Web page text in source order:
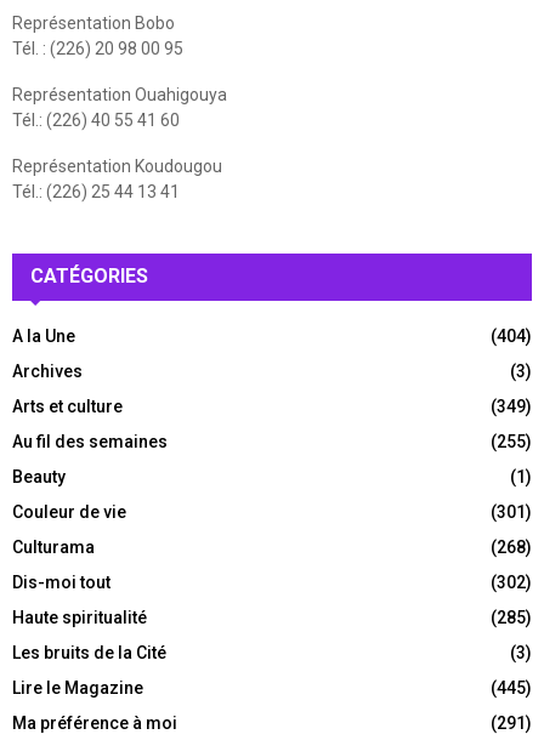
Représentation Bobo
Tél. : (226) 20 98 00 95
Représentation Ouahigouya
Tél.: (226) 40 55 41 60
Représentation Koudougou
Tél.: (226) 25 44 13 41
CATÉGORIES
A la Une
(404)
Archives
(3)
Arts et culture
(349)
Au fil des semaines
(255)
Beauty
(1)
Couleur de vie
(301)
Culturama
(268)
Dis-moi tout
(302)
Haute spiritualité
(285)
Les bruits de la Cité
(3)
Lire le Magazine
(445)
Ma préférence à moi
(291)